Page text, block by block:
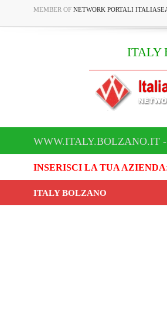
MEMBER OF NETWORK PORTALI
ITALY
WWW.ITALY.BOLZANO.IT
INSERISCI LA TUA AZIENDA
ITALY BOLZANO